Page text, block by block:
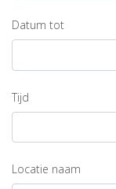
Datum tot
Tijd
Locatie naam